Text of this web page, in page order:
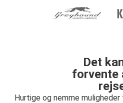
Det
forvente
Hurtige og nemme